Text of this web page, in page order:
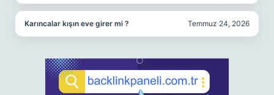
Karıncalar kışın eve girer mi ? Temmuz 24, 2026